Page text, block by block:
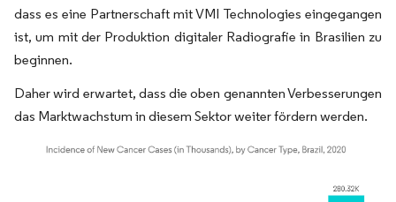
dass es eine Partnerschaft mit VMI Technologies eingegangen
ist, um mit der Produktion digitaler Radiografie in Brasilien zu
beginnen.
Daher wird erwartet, dass die oben genannten Verbesserungen
das Marktwachstum in diesem Sektor weiter fördern werden.